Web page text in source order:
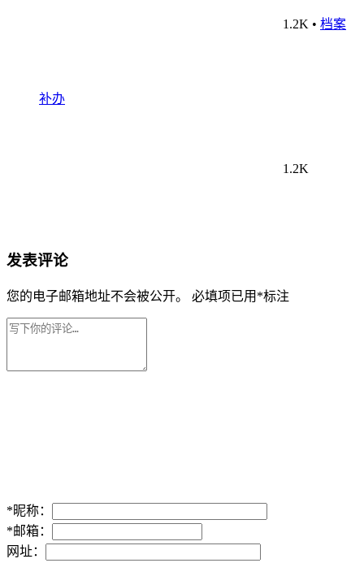
1.2K • 档案
补办
1.2K
发表评论
您的电子邮箱地址不会被公开。 必填项已用 *标注
*昵称：
*邮箱：
网址：